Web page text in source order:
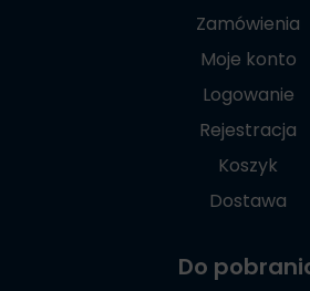
Zamówienia
Moje konto
Logowanie
Rejestracja
Koszyk
Dostawa
Do